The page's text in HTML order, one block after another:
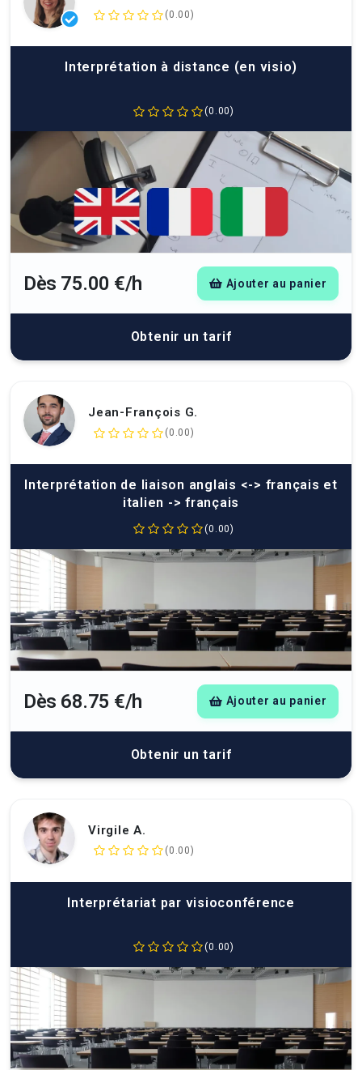
(0.00)
Interprétation à distance (en visio)
(0.00)
Dès 75.00 €/h Ajouter au panier
Obtenir un tarif
Jean-François G.
(0.00)
Interprétation de liaison anglais <-> français et
italien -> français
(0.00)
Dès 68.75 €/h Ajouter au panier
Obtenir un tarif
Virgile A.
(0.00)
Interprétariat par visioconférence
(0.00)